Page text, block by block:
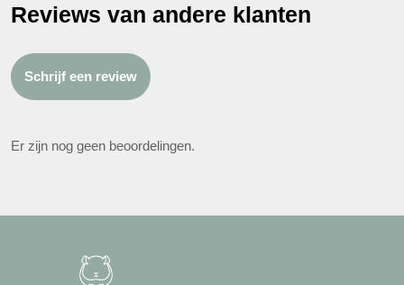
Reviews van andere klanten
Schrijf een review
Er zijn nog geen beoordelingen.